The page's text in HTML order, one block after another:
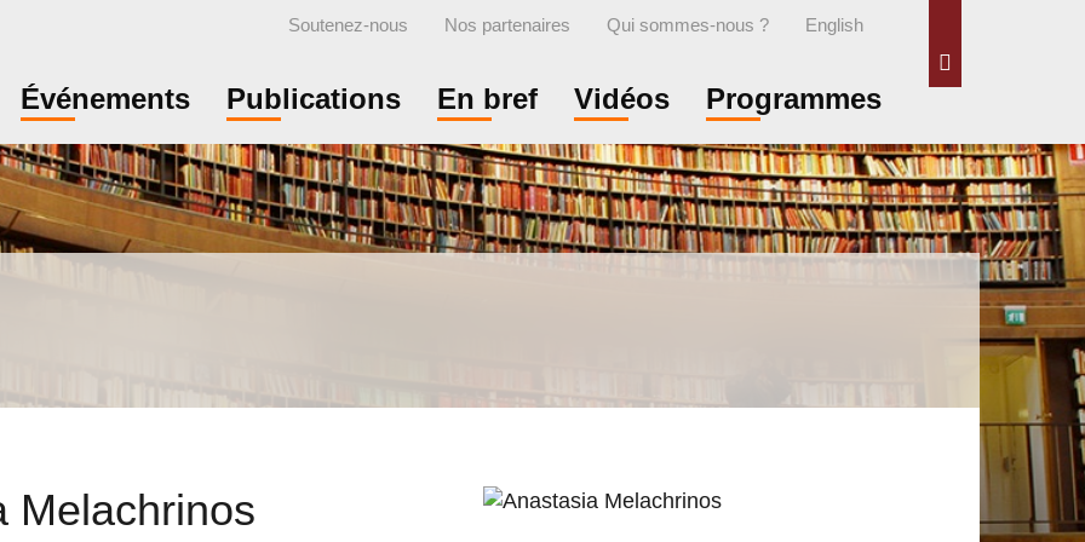
Soutenez-nous Nos partenaires Qui sommes-nous ? English
Événements Publications En bref Vidéos Programmes
Melachrinos